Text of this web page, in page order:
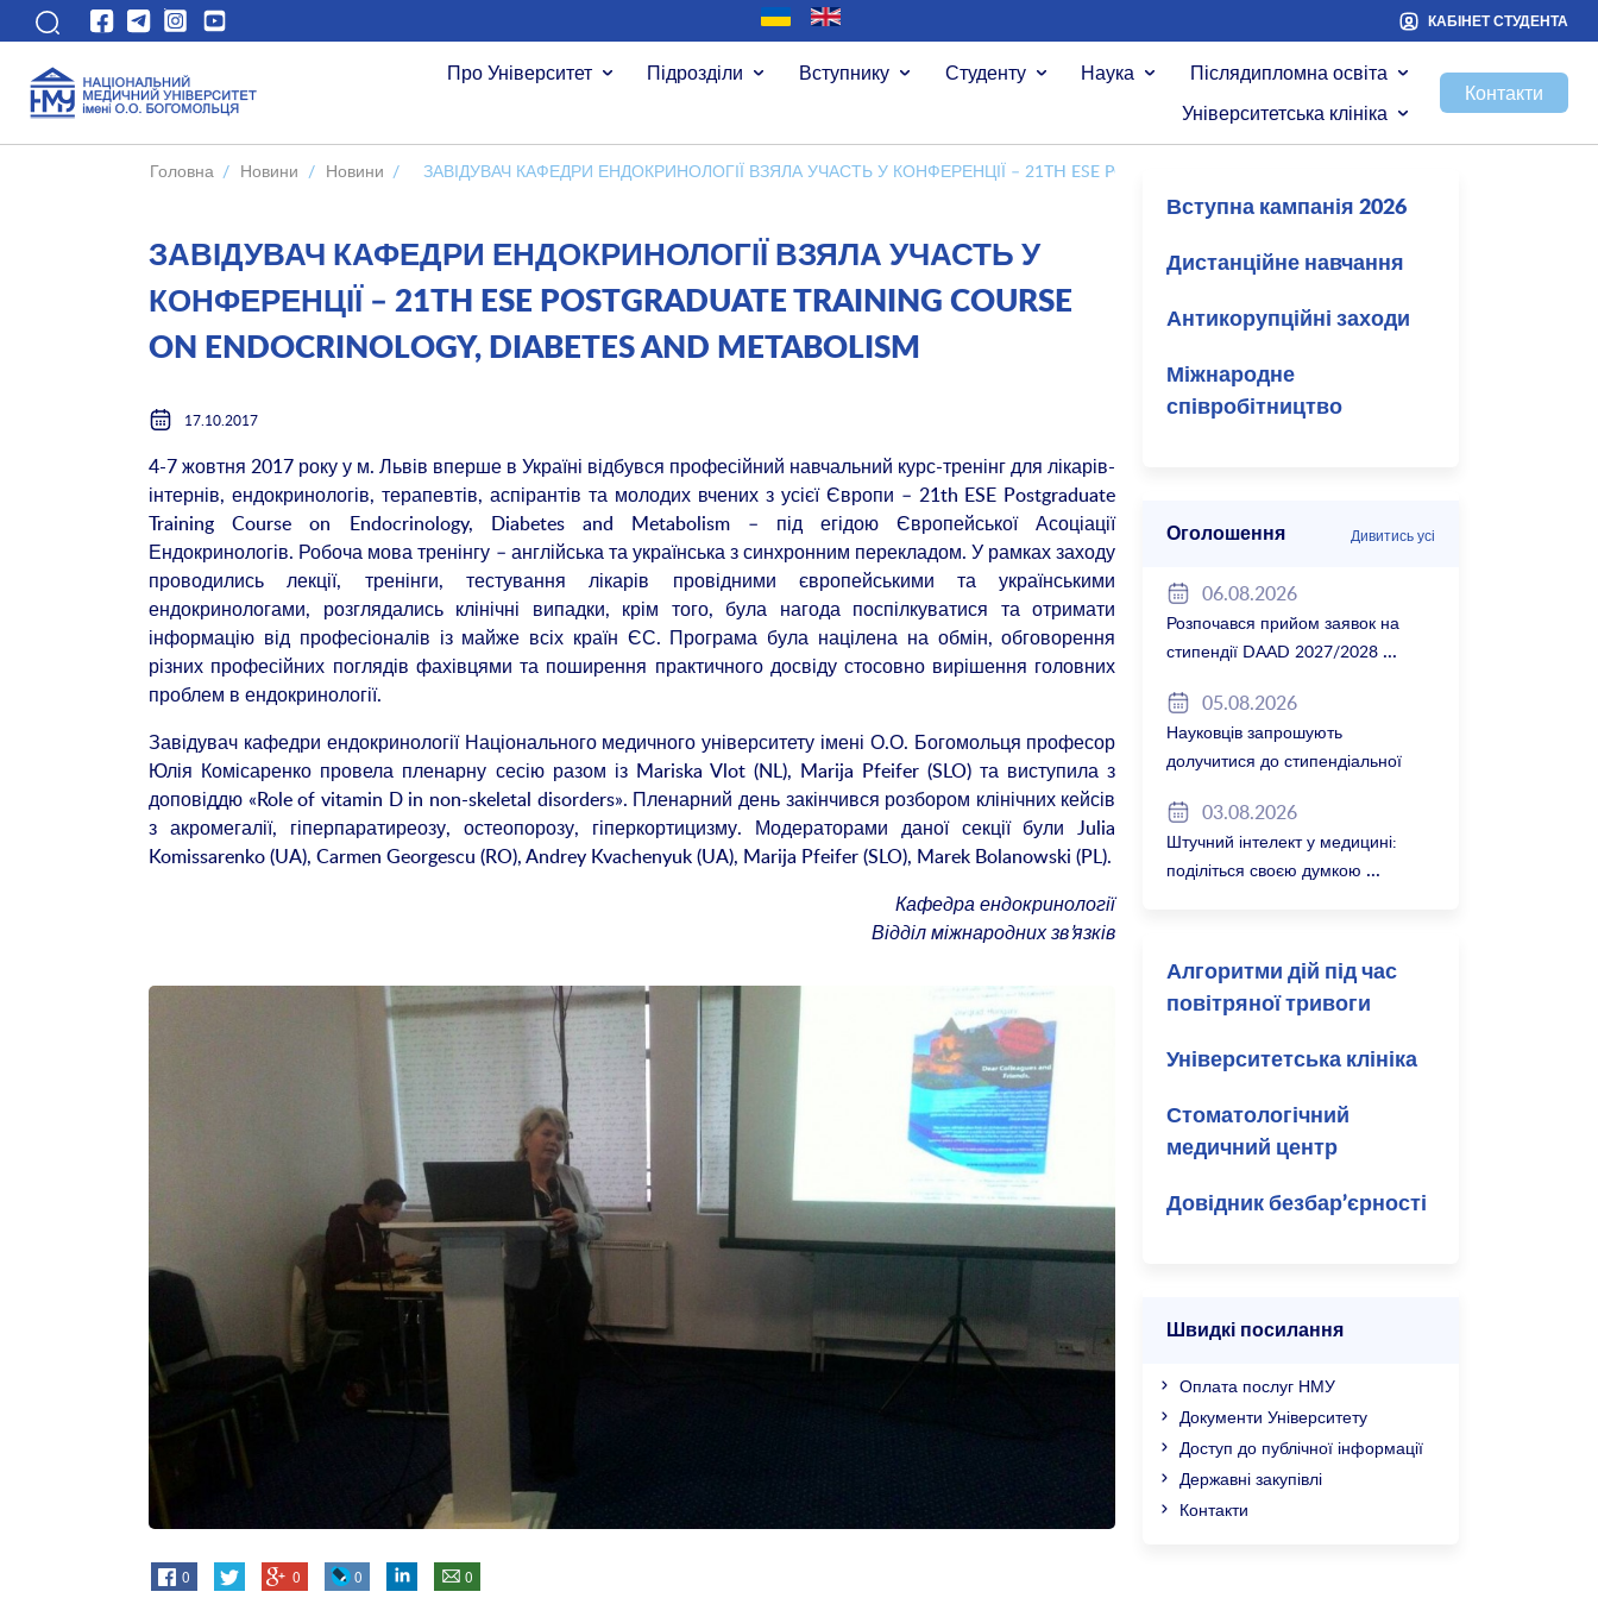
КАБІНЕТ СТУДЕНТА
Про Університет Підрозділи Вступнику Студенту Наука
Післядипломна освіта
Університетська клініка
Контакти
Головна / Новини / Новини / ЗАВІДУВАЧ КАФЕДРИ ЕНДОКРИНОЛОГІЇ ВЗЯЛА УЧАСТЬ У КОНФЕРЕНЦІЇ – 21TH ESE POSTGRADUATE TRAINING COURSE ON ENDOCRINOLOGY,
ЗАВІДУВАЧ КАФЕДРИ ЕНДОКРИНОЛОГІЇ ВЗЯЛА УЧАСТЬ У
КОНФЕРЕНЦІЇ – 21TH ESE POSTGRADUATE TRAINING COURSE
ON ENDOCRINOLOGY, DIABETES AND METABOLISM
17.10.2017
4-7 жовтня 2017 року у м. Львів вперше в Україні відбувся професійний навчальний курс-тренінг для лікарів-
інтернів, ендокринологів, терапевтів, аспірантів та молодих вчених з усієї Європи – 21th ESE Postgraduate
Training Course on Endocrinology, Diabetes and Metabolism – під егідою Європейської Асоціації
Ендокринологів. Робоча мова тренінгу – англійська та українська з синхронним перекладом. У рамках заходу
проводились лекції, тренінги, тестування лікарів провідними європейськими та українськими
ендокринологами, розглядались клінічні випадки, крім того, була нагода поспілкуватися та отримати
інформацію від професіоналів із майже всіх країн ЄС. Програма була націлена на обмін, обговорення
різних професійних поглядів фахівцями та поширення практичного досвіду стосовно вирішення головних
проблем в ендокринології.
Завідувач кафедри ендокринології Національного медичного університету імені О.О. Богомольця професор
Юлія Комісаренко провела пленарну сесію разом із Mariska Vlot (NL), Marija Pfeifer (SLO) та виступила з
доповіддю «Role of vitamin D in non-skeletal disorders». Пленарний день закінчився розбором клінічних кейсів
з акромегалії, гіперпаратиреозу, остеопорозу, гіперкортицизму. Модераторами даної секції були Julia
Komissarenko (UA), Carmen Georgescu (RO), Andrey Kvachenyuk (UA), Marija Pfeifer (SLO), Marek Bolanowski (PL).
Кафедра ендокринології
Відділ міжнародних зв’язків
0 0 0 0
Вступна кампанія 2026
Дистанційне навчання
Антикорупційні заходи
Міжнародне
співробітництво
Оголошення Дивитись усі
06.08.2026
Розпочався прийом заявок на
стипендії DAAD 2027/2028
05.08.2026
Науковців запрошують
долучитися до стипендіальної
Баварія 2027/28
03.08.2026
Штучний інтелект у медицині:
поділіться своєю думкою
Алгоритми дій під час
повітряної тривоги
Університетська клініка
Стоматологічний
медичний центр
Довідник безбар’єрності
Швидкі посилання
Оплата послуг НМУ
Документи Університету
Доступ до публічної інформації
Державні закупівлі
Контакти